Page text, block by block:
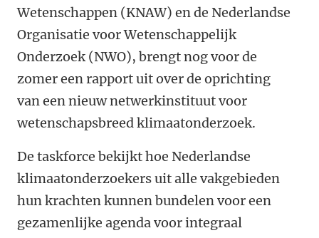
Wetenschappen (KNAW) en de Nederlandse
Organisatie voor Wetenschappelijk
Onderzoek (NWO), brengt nog voor de
zomer een rapport uit over de oprichting
van een nieuw netwerkinstituut voor
wetenschapsbreed klimaatonderzoek.
De taskforce bekijkt hoe Nederlandse
klimaatonderzoekers uit alle vakgebieden
hun krachten kunnen bundelen voor een
gezamenlijke agenda voor integraal